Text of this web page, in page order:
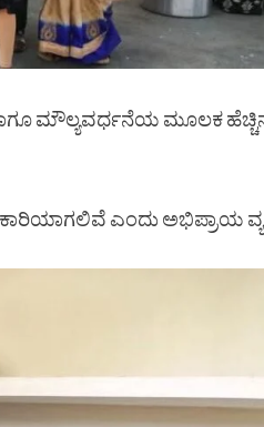
ಹಾಗೂ ಮೌಲ್ಯವರ್ಧನೆಯ ಮೂಲಕ
ಎಂದು ಅಭಿಪ್ರಾಯ